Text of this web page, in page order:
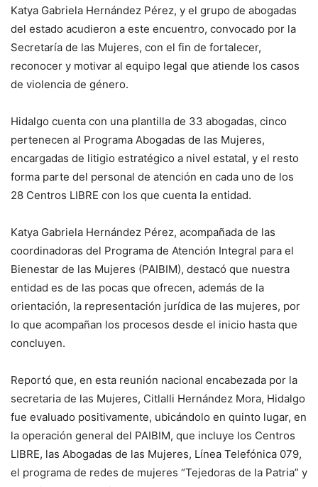
Katya Gabriela Hernández Pérez, y el grupo de abogadas
del estado acudieron a este encuentro, convocado por la
Secretaría de las Mujeres, con el fin de fortalecer,
reconocer y motivar al equipo legal que atiende los casos
de violencia de género.
Hidalgo cuenta con una plantilla de 33 abogadas, cinco
pertenecen al Programa Abogadas de las Mujeres,
encargadas de litigio estratégico a nivel estatal, y el resto
forma parte del personal de atención en cada uno de los
28 Centros LIBRE con los que cuenta la entidad.
Katya Gabriela Hernández Pérez, acompañada de las
coordinadoras del Programa de Atención Integral para el
Bienestar de las Mujeres (PAIBIM), destacó que nuestra
entidad es de las pocas que ofrecen, además de la
orientación, la representación jurídica de las mujeres, por
lo que acompañan los procesos desde el inicio hasta que
concluyen.
Reportó que, en esta reunión nacional encabezada por la
secretaria de las Mujeres, Citlalli Hernández Mora, Hidalgo
fue evaluado positivamente, ubicándolo en quinto lugar, en
la operación general del PAIBIM, que incluye los Centros
LIBRE, las Abogadas de las Mujeres, Línea Telefónica 079,
el programa de redes de mujeres “Tejedoras de la Patria” y